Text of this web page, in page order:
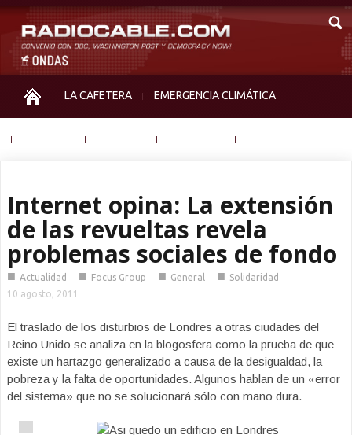
LA CAFETERA EMERGENCIA CLIMÁTICA
Internet opina: La extensión
de las revueltas revela
problemas sociales de fondo
■ Actualidad ■ Focus Group ■ General ■ Solidaridad
10 agosto, 2011
El traslado de los disturbios de Londres a otras ciudades del
Reino Unido se analiza en la blogosfera como la prueba de que
existe un hartazgo generalizado a causa de la desigualdad, la
pobreza y la falta de oportunidades. Algunos hablan de un «error
del sistema» que no se solucionará sólo con mano dura.